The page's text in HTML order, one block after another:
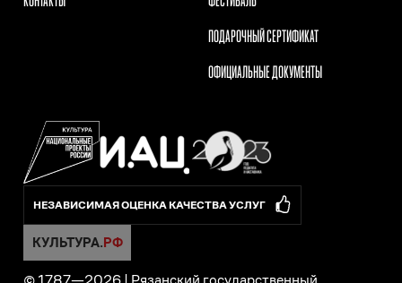
ПОДАРОЧНЫЙ СЕРТИФИКАТ
ОФИЦИАЛЬНЫЕ ДОКУМЕНТЫ
НЕЗАВИСИМАЯ ОЦЕНКА КАЧЕСТВА УСЛУГ
© 1787—2026 Рязанский государственный